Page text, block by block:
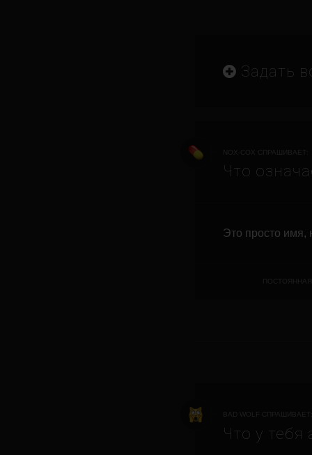
Задать
NOX-COX СПРАШИВАЕТ:
Что
Это просто имя,
BAD WOLF СПРАШИВАЕТ:
Что у тебя